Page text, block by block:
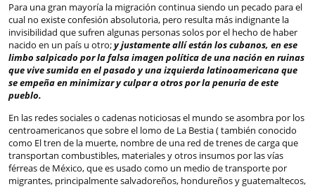
Para una gran mayoría la migración continua siendo un pecado para el
cual no existe confesión absolutoria, pero resulta más indignante la
invisibilidad que sufren algunas personas solos por el hecho de haber
nacido en un país u otro;y justamente allí están los cubanos, en ese
limbo salpicado por la falsa imagen política de una nación en ruinas
que vive sumida en el pasado y una izquierda latinoamericana que
se empeña en minimizar y culpar a otros por la penuria de este
pueblo.
En las redes sociales o cadenas noticiosas el mundo se asombra por los
centroamericanos que sobre el lomo de La Bestia ( también conocido
como El tren de la muerte, nombre de una red de trenes de carga que
transportan combustibles, materiales y otros insumos por las vías
férreas de México, que es usado como un medio de transporte por
migrantes, principalmente salvadoreños, hondureños y guatemaltecos,